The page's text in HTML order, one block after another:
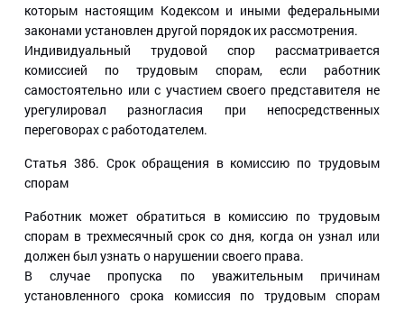
которым настоящим Кодексом и иными федеральными
законами установлен другой порядок их рассмотрения.
Индивидуальный трудовой спор рассматривается
комиссией по трудовым спорам, если работник
самостоятельно или с участием своего представителя не
урегулировал разногласия при непосредственных
переговорах с работодателем.
Статья 386. Срок обращения в комиссию по трудовым
спорам
Работник может обратиться в комиссию по трудовым
спорам в трехмесячный срок со дня, когда он узнал или
должен был узнать о нарушении своего права.
В случае пропуска по уважительным причинам
установленного срока комиссия по трудовым спорам